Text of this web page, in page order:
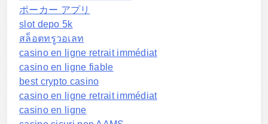
ポーカー アプリ
slot depo 5k
สล็อตทรูวอเลท
casino en ligne retrait immédiat
casino en ligne fiable
best crypto casino
casino en ligne retrait immédiat
casino en ligne